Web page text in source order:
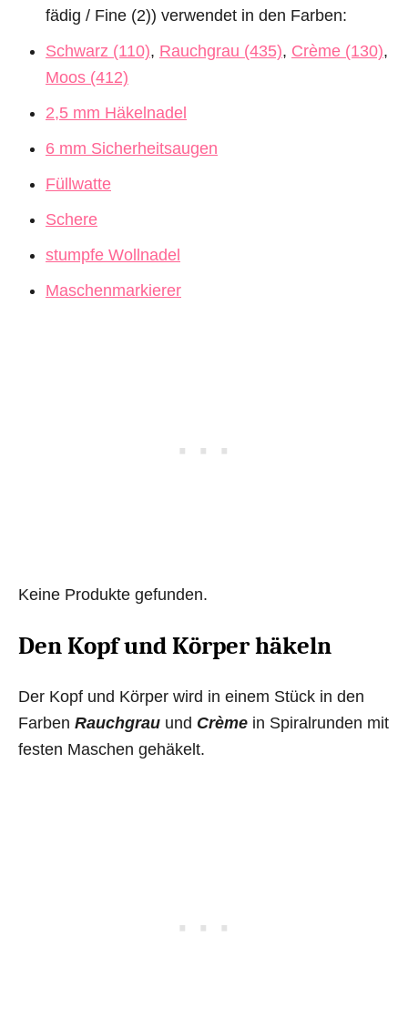
fädig / Fine (2)) verwendet in den Farben:
Schwarz (110), Rauchgrau (435), Crème (130),
Moos (412)
2,5 mm Häkelnadel
6 mm Sicherheitsaugen
Füllwatte
Schere
stumpfe Wollnadel
Maschenmarkierer
Keine Produkte gefunden.
Den Kopf und Körper häkeln
Der Kopf und Körper wird in einem Stück in den
Farben Rauchgrau und Crème in Spiralrunden mit
festen Maschen gehäkelt.